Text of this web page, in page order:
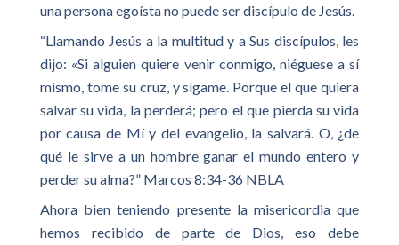
una persona egoísta no puede ser discípulo de Jesús.
“Llamando Jesús a la multitud y a Sus discípulos, les
dijo: «Si alguien quiere venir conmigo, niéguese a sí
mismo, tome su cruz, y sígame. Porque el que quiera
salvar su vida, la perderá; pero el que pierda su vida
por causa de Mí y del evangelio, la salvará. O, ¿de
qué le sirve a un hombre ganar el mundo entero y
perder su alma?” Marcos 8:34-36 NBLA
Ahora bien teniendo presente la misericordia que
hemos recibido de parte de Dios, eso debe